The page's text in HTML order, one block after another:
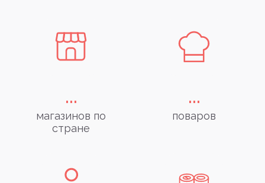
...
магазинов по
стране
...
поваров